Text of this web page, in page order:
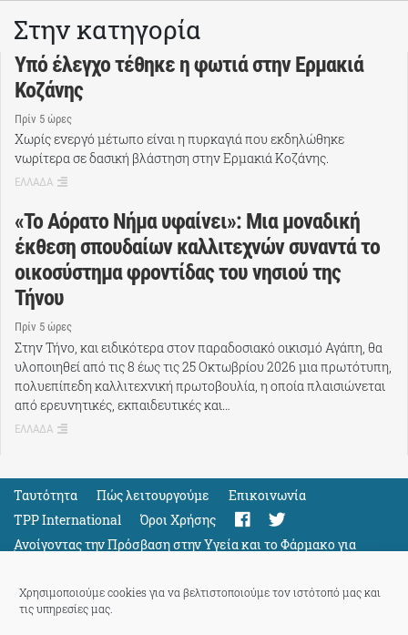
Χρησιμοποιούμε cookies για να βελτιστοποιούμε τον ιστότοπό μας και
τις υπηρεσίες μας.
Στην κατηγορία
Υπό έλεγχο τέθηκε η φωτιά στην Ερμακιά
Κοζάνης
Πρίν 5 ώρες
Χωρίς ενεργό μέτωπο είναι η πυρκαγιά που εκδηλώθηκε
νωρίτερα σε δασική βλάστηση στην Ερμακιά Κοζάνης.
ΕΛΛΑΔΑ
«Το Αόρατο Νήμα υφαίνει»: Μια μοναδική
έκθεση σπουδαίων καλλιτεχνών συναντά το
οικοσύστημα φροντίδας του νησιού της
Τήνου
Πρίν 5 ώρες
Στην Τήνο, και ειδικότερα στον παραδοσιακό οικισμό Αγάπη, θα
υλοποιηθεί από τις 8 έως τις 25 Οκτωβρίου 2026 μια πρωτότυπη,
πολυεπίπεδη καλλιτεχνική πρωτοβουλία, η οποία πλαισιώνεται
από ερευνητικές, εκπαιδευτικές και…
ΕΛΛΑΔΑ
Ταυτότητα Πώς λειτουργούμε
Eπικοινωνία
TPP International
Όροι Χρήσης
Ανοίγοντας την Πρόσβαση στην Υγεία και το Φάρμακο για
Όλους
Support